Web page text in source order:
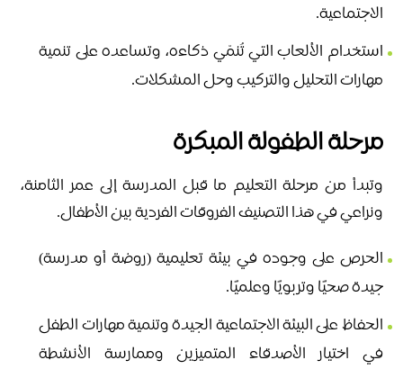
الاجتماعية.
استخدام الألعاب التي تُنمّي ذكاءه، وتساعده على تنمية
مهارات التحليل والتركيب وحل المشكلات.
مرحلة الطفولة المبكرة
وتبدأ من مرحلة التعليم ما قبل المدرسة إلى عمر الثامنة،
ونراعي في هذا التصنيف الفروقات الفردية بين الأطفال.
الحرص على وجوده في بيئة تعليمية (روضة أو مدرسة)
جيدة صحيًا وتربويًا وعلميًا.
الحفاظ على البيئة الاجتماعية الجيدة وتنمية مهارات الطفل
في اختيار الأصدقاء المتميزين وممارسة الأنشطة